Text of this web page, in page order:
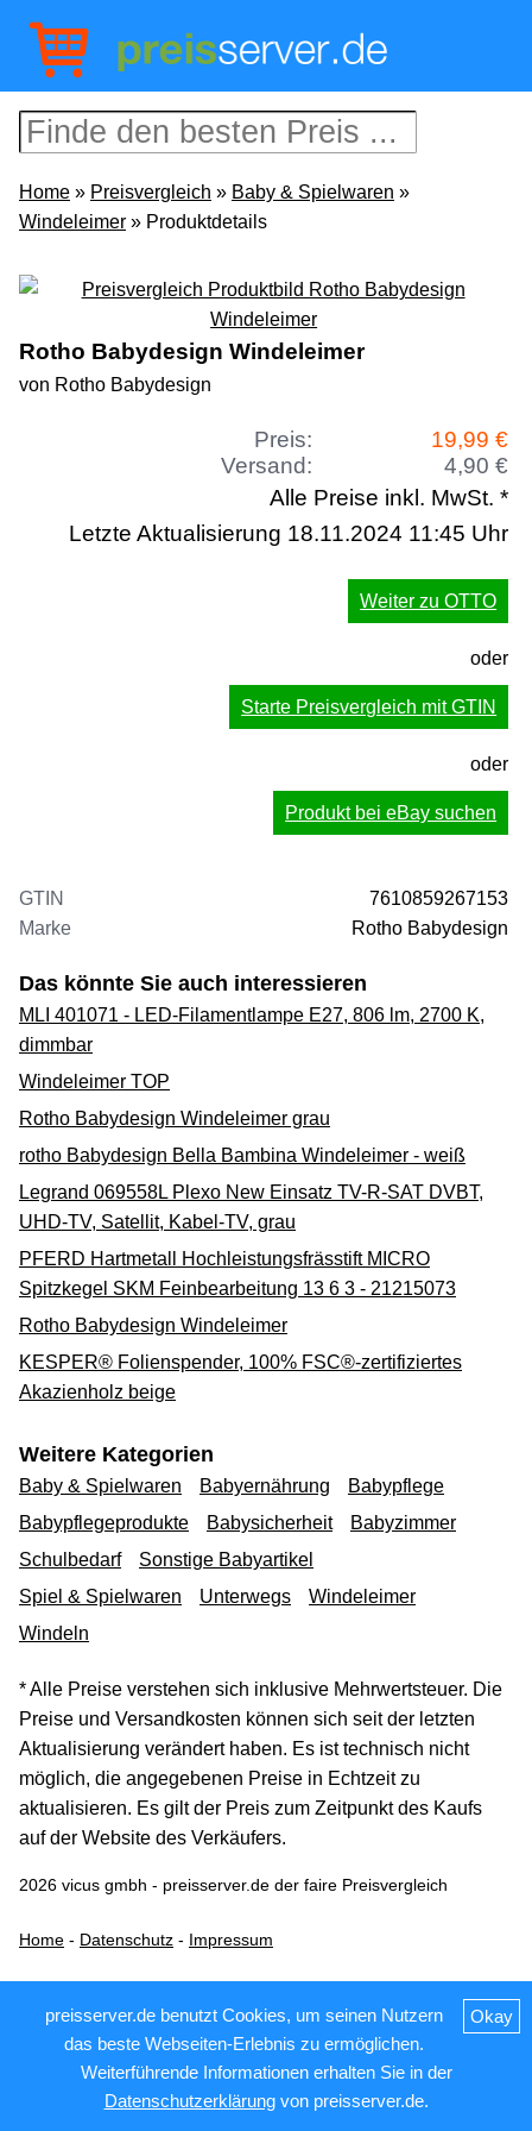
Home » Preisvergleich » Baby & Spielwaren »
Windeleimer » Produktdetails
Rotho Babydesign Windeleimer
von Rotho Babydesign
Preis:
19,99 €
Versand:
4,90 €
Alle Preise inkl. MwSt. *
Letzte Aktualisierung 18.11.2024 11:45 Uhr
Weiter zu OTTO
oder
Starte Preisvergleich mit GTIN
oder
Produkt bei eBay suchen
GTIN
7610859267153
Marke
Rotho Babydesign
Das könnte Sie auch interessieren
MLI 401071 - LED-Filamentlampe E27, 806 lm, 2700 K,
dimmbar
Windeleimer TOP
Rotho Babydesign Windeleimer grau
rotho Babydesign Bella Bambina Windeleimer - weiß
Legrand 069558L Plexo New Einsatz TV-R-SAT DVBT,
UHD-TV, Satellit, Kabel-TV, grau
PFERD Hartmetall Hochleistungsfrässtift MICRO
Spitzkegel SKM Feinbearbeitung 13 6 3 - 21215073
Rotho Babydesign Windeleimer
KESPER® Folienspender, 100% FSC®-zertifiziertes
Akazienholz beige
Weitere Kategorien
Baby & Spielwaren Babyernährung
Babypflege
Babypflegeprodukte
Babysicherheit
Babyzimmer
Schulbedarf
Sonstige Babyartikel
Spiel & Spielwaren
Unterwegs
Windeleimer
Windeln
* Alle Preise verstehen sich inklusive Mehrwertsteuer. Die
Preise und Versandkosten können sich seit der letzten
Aktualisierung verändert haben. Es ist technisch nicht
möglich, die angegebenen Preise in Echtzeit zu
aktualisieren. Es gilt der Preis zum Zeitpunkt des Kaufs
auf der Website des Verkäufers.
2026 vicus gmbh - preisserver.de der faire Preisvergleich
Home - Datenschutz - Impressum
Okay
preisserver.de benutzt Cookies, um seinen Nutzern
das beste Webseiten-Erlebnis zu ermöglichen.
Weiterführende Informationen erhalten Sie in der
Datenschutzerklärungvon preisserver.de.